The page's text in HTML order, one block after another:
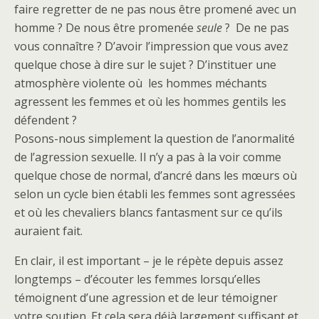
faire regretter de ne pas nous être promené avec un
homme ? De nous être promenée seule? De ne pas
vous connaître ? D’avoir l’impression que vous avez
quelque chose à dire sur le sujet ? D’instituer une
atmosphère violente où les hommes méchants
agressent les femmes et où les hommes gentils les
défendent ?
Posons-nous simplement la question de l’anormalité
de l’agression sexuelle. Il n’y a pas à la voir comme
quelque chose de normal, d’ancré dans les mœurs où
selon un cycle bien établi les femmes sont agressées
et où les chevaliers blancs fantasment sur ce qu’ils
auraient fait.
En clair, il est important – je le répète depuis assez
longtemps – d’écouter les femmes lorsqu’elles
témoignent d’une agression et de leur témoigner